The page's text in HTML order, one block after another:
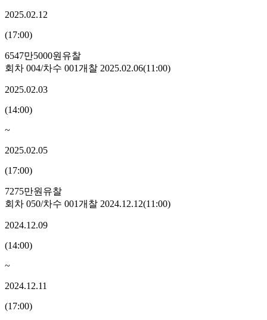
2025.02.12
(17:00)
6547만5000원 유찰
회차 004/차수 001개찰 2025.02.06(11:00)
2025.02.03
(14:00)
~
2025.02.05
(17:00)
7275만원 유찰
회차 050/차수 001개찰 2024.12.12(11:00)
2024.12.09
(14:00)
~
2024.12.11
(17:00)